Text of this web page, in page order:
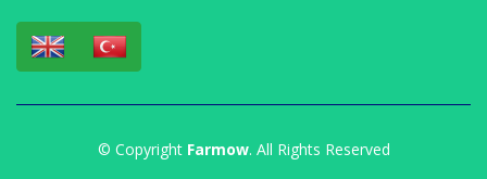
© Copyright Farmow. All Rights Reserved